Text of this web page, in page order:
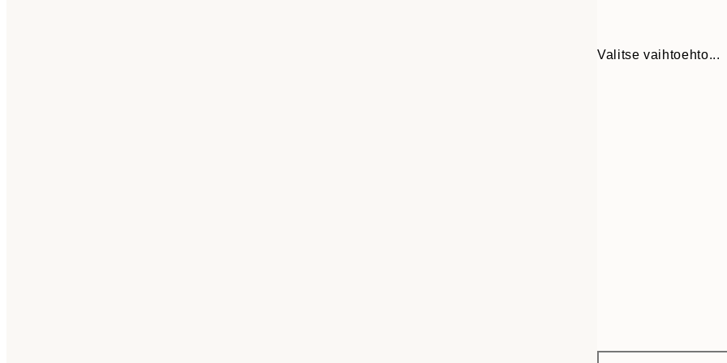
Valitse vaihtoehto...